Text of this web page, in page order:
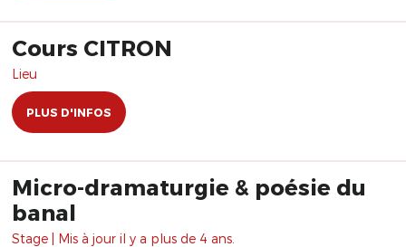
Cours CITRON
Lieu
PLUS D'INFOS
Micro-dramaturgie & poésie du
banal
Stage | Mis à jour il y a plus de 4 ans.